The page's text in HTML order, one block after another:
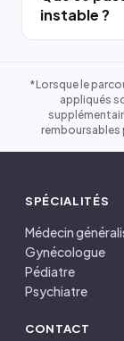
instable ?
*Lorsque le
appliqués
SPÉCIALITÉS
Médecin
Gynécologue
Pédiatre
Psychiatre
CONTACT